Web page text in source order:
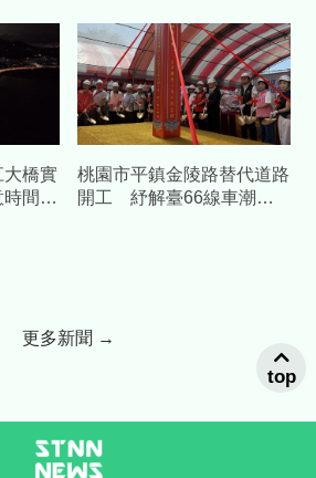
橋實
間改
桃園市平鎮金陵路替代道路
開工 紓解臺66線車潮中
更多新聞 →
top